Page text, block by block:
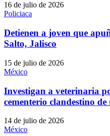
16 de julio de 2026
Policiaca
Detienen a joven que
Salto, Jalisco
15 de julio de 2026
México
Investigan a veterinaria
cementerio clandestino de
14 de julio de 2026
México